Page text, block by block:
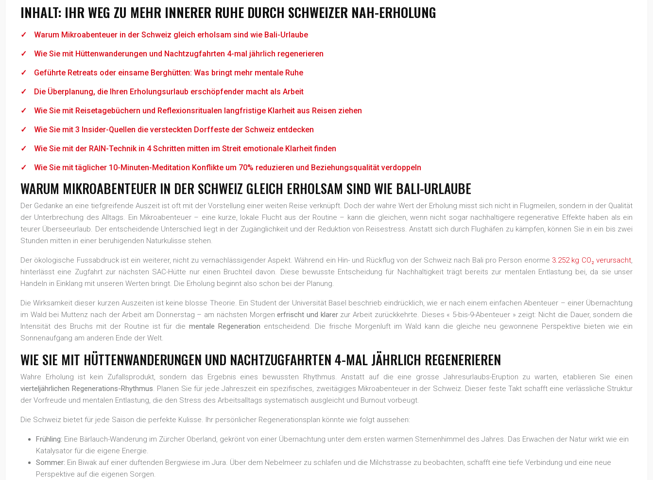
INHALT: IHR WEG ZU MEHR INNERER RUHE DURCH SCHWEIZER NAH-ERHOLUNG
Warum Mikroabenteuer in der Schweiz gleich erholsam sind wie Bali-Urlaube
Wie Sie mit Hüttenwanderungen und Nachtzugfahrten 4-mal jährlich regenerieren
Geführte Retreats oder einsame Berghütten: Was bringt mehr mentale Ruhe
Die Überplanung, die Ihren Erholungsurlaub erschöpfender macht als Arbeit
Wie Sie mit Reisetagebüchern und Reflexionsritualen langfristige Klarheit aus Reisen ziehen
Wie Sie mit 3 Insider-Quellen die versteckten Dorffeste der Schweiz entdecken
Wie Sie mit der RAIN-Technik in 4 Schritten mitten im Streit emotionale Klarheit finden
Wie Sie mit täglicher 10-Minuten-Meditation Konflikte um 70% reduzieren und Beziehungsqualität verdoppeln
WARUM MIKROABENTEUER IN DER SCHWEIZ GLEICH ERHOLSAM SIND WIE BALI-URLAUBE
Der Gedanke an eine tiefgreifende Auszeit ist oft mit der Vorstellung einer weiten Reise verknüpft. Doch der wahre Wert der Erholung misst sich nicht in Flugmeilen, sondern in der Qualität
der Unterbrechung des Alltags. Ein Mikroabenteuer – eine kurze, lokale Flucht aus der Routine – kann die gleichen, wenn nicht sogar nachhaltigere regenerative Effekte haben als ein
teurer Überseeurlaub. Der entscheidende Unterschied liegt in der Zugänglichkeit und der Reduktion von Reisestress. Anstatt sich durch Flughäfen zu kämpfen, können Sie in ein bis zwei
Stunden mitten in einer beruhigenden Naturkulisse stehen.
Der ökologische Fussabdruck ist ein weiterer, nicht zu vernachlässigender Aspekt. Während ein Hin- und Rückflug von der Schweiz nach Bali pro Person enorme 3.252 kg CO₂ verursacht,
hinterlässt eine Zugfahrt zur nächsten SAC-Hütte nur einen Bruchteil davon. Diese bewusste Entscheidung für Nachhaltigkeit trägt bereits zur mentalen Entlastung bei, da sie unser
Handeln in Einklang mit unseren Werten bringt. Die Erholung beginnt also schon bei der Planung.
Die Wirksamkeit dieser kurzen Auszeiten ist keine blosse Theorie. Ein Student der Universität Basel beschrieb eindrücklich, wie er nach einem einfachen Abenteuer – einer Übernachtung
im Wald bei Muttenz nach der Arbeit am Donnerstag – am nächsten Morgenerfrischt und klarerzur Arbeit zurückkehrte. Dieses « 5-bis-9-Abenteuer » zeigt: Nicht die Dauer, sondern die
Intensität des Bruchs mit der Routine ist für diementale Regeneration entscheidend. Die frische Morgenluft im Wald kann die gleiche neu gewonnene Perspektive bieten wie ein
Sonnenaufgang am anderen Ende der Welt.
WIE SIE MIT HÜTTENWANDERUNGEN UND NACHTZUGFAHRTEN 4-MAL JÄHRLICH REGENERIEREN
Wahre Erholung ist kein Zufallsprodukt, sondern das Ergebnis eines bewussten Rhythmus. Anstatt auf die eine grosse Jahresurlaubs-Eruption zu warten, etablieren Sie einen
vierteljährlichen Regenerations-Rhythmus. Planen Sie für jede Jahreszeit ein spezifisches, zweitägiges Mikroabenteuer in der Schweiz. Dieser feste Takt schafft eine verlässliche Struktur
der Vorfreude und mentalen Entlastung, die den Stress des Arbeitsalltags systematisch ausgleicht und Burnout vorbeugt.
Die Schweiz bietet für jede Saison die perfekte Kulisse. Ihr persönlicher Regenerationsplan könnte wie folgt aussehen:
Frühling: Eine Bärlauch-Wanderung im Zürcher Oberland, gekrönt von einer Übernachtung unter dem ersten warmen Sternenhimmel des Jahres. Das Erwachen der Natur wirkt wie ein
Katalysator für die eigene Energie.
Sommer: Ein Biwak auf einer duftenden Bergwiese im Jura. Über dem Nebelmeer zu schlafen und die Milchstrasse zu beobachten, schafft eine tiefe Verbindung und eine neue
Perspektive auf die eigenen Sorgen.